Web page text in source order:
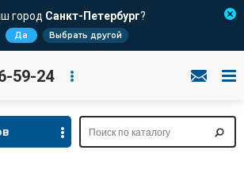
город Санкт-Петербург?
Да Выбрать другой
59-24